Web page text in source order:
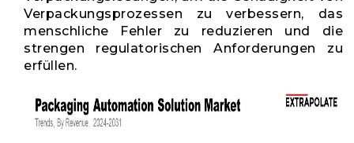
Verpackungsprozessen zu verbessern, das
menschliche Fehler zu reduzieren und die
strengen regulatorischen Anforderungen zu
erfüllen.